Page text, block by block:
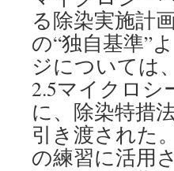
る除染実施計
の“独自基準”
ジについては
2.5マイクロ
に、除染特措
引き渡された
の練習に活用